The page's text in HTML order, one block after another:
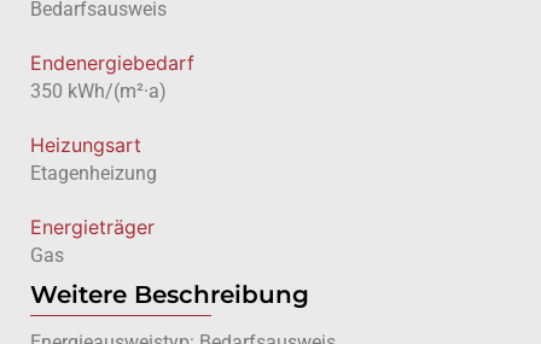
Bedarfsausweis
Endenergiebedarf
350 kWh/(m²·a)
Heizungsart
Etagenheizung
Energieträger
Gas
Weitere Beschreibung